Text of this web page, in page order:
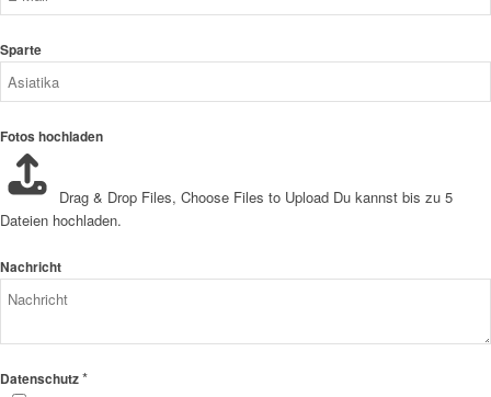
Sparte
Fotos hochladen
Drag & Drop Files, Choose Files to Upload Du kannst bis zu 5
Dateien hochladen.
Nachricht
Datenschutz*